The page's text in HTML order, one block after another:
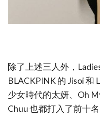
除了上述三人外，
BLACKPINK 的 Jisoi 和
少女時代的太妍、Oh
Chuu 也都打入了前十名